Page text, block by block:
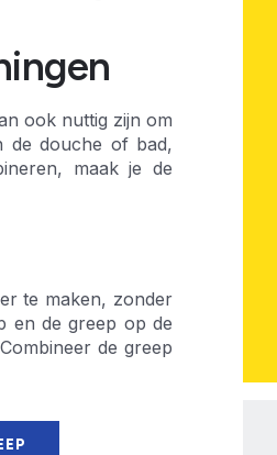
ook nuttig zijn om
de douche of bad,
maak je de
te maken, zonder
en de greep op de
de greep